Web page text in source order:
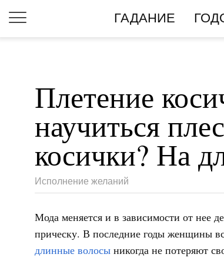
ГАДАНИЕ
Плетение
научиться
косички? На
Исполнение желаний
Мода меняется и в зависимости от нее
прическу. В последние годы женщины
длинные волосыникогда не потеряют